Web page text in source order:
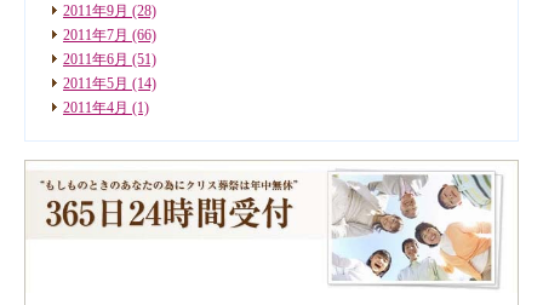
2011年9月 (28)
2011年7月 (66)
2011年6月 (51)
2011年5月 (14)
2011年4月 (1)